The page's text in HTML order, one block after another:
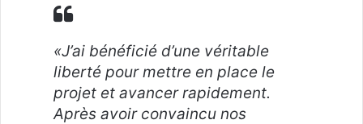
«J’ai bénéficié d’une véritable
liberté pour mettre en place le
projet et avancer rapidement.
Après avoir convaincu nos